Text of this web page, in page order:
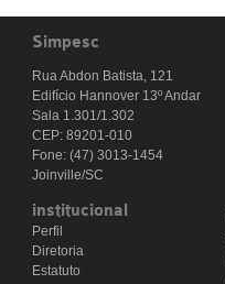
Simpesc
Rua Abdon Batista, 121
Edifício Hannover 13º Andar
Sala 1.301/1.302
CEP: 89201-010
Fone: (47) 3013-1454
Joinville/SC
institucional
Perfil
Diretoria
Estatuto